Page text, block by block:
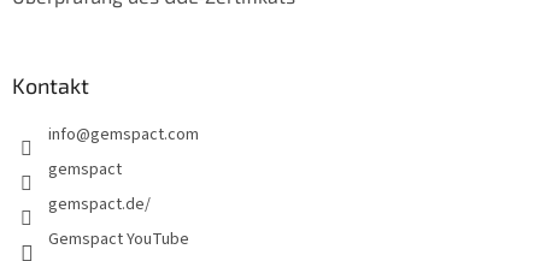
Kontakt
info@gemspact.com
gemspact
gemspact.de/
Gemspact YouTube